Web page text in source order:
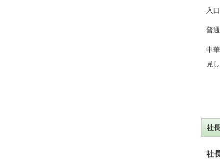
入
普
中
見
社
社